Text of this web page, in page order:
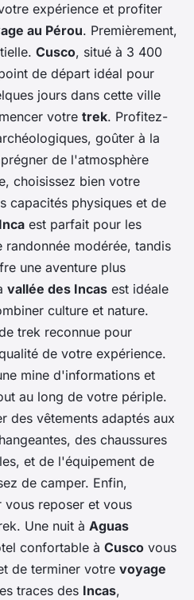
expérience et profiter
au Pérou. Premièrement,
Cusco, situé à 3 400
de départ idéal pour
jours dans cette ville
votre trek. Profitez-
goûter à la
de l'atmosphère
choisissez bien votre
capacités physiques et de
est parfait pour les
modérée, tandis
une aventure plus
vallée des Incas est idéale
culture et nature.
trek reconnue pour
de votre expérience.
mine d'informations et
au long de votre périple.
des vêtements adaptés aux
des chaussures
et de l'équipement de
de camper. Enfin,
reposer et vous
Une nuit à Aguas
confortable à Cusco vous
de terminer votre voyage
traces des Incas,